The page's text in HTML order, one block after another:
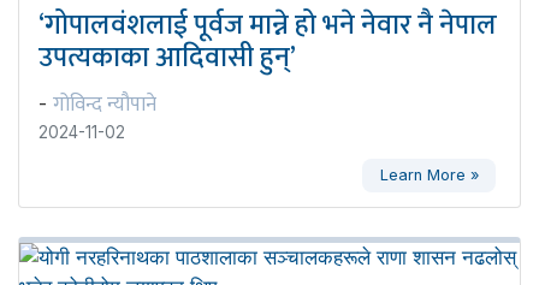
‘गोपालवंशलाई पूर्वज मान्ने हो भने नेवार नै नेपाल
उपत्यकाका आदिवासी हुन्’
- गोविन्द न्यौपाने
2024-11-02
Learn More »